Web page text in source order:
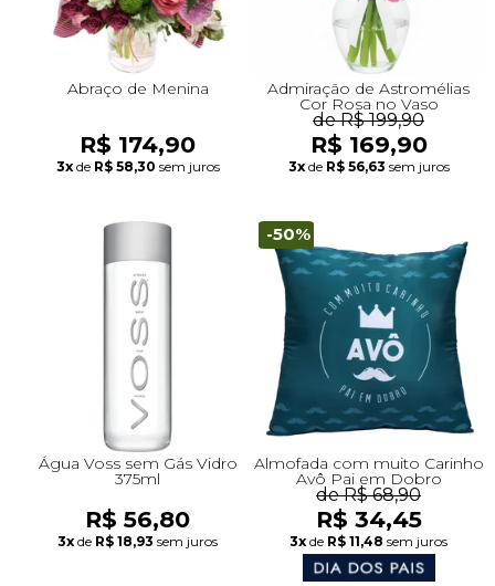
Abraço de Menina
R$ 174,90
3x de R$ 58,30 sem juros
Admiração de Astromélias
Cor Rosa no Vaso
de R$ 199,90
R$ 169,90
3x de R$ 56,63 sem juros
Água Voss sem Gás Vidro
375ml
R$ 56,80
3x de R$ 18,93 sem juros
-50%
Almofada com muito Carinho
Avô Pai em Dobro
de R$ 68,90
R$ 34,45
3x de R$ 11,48 sem juros